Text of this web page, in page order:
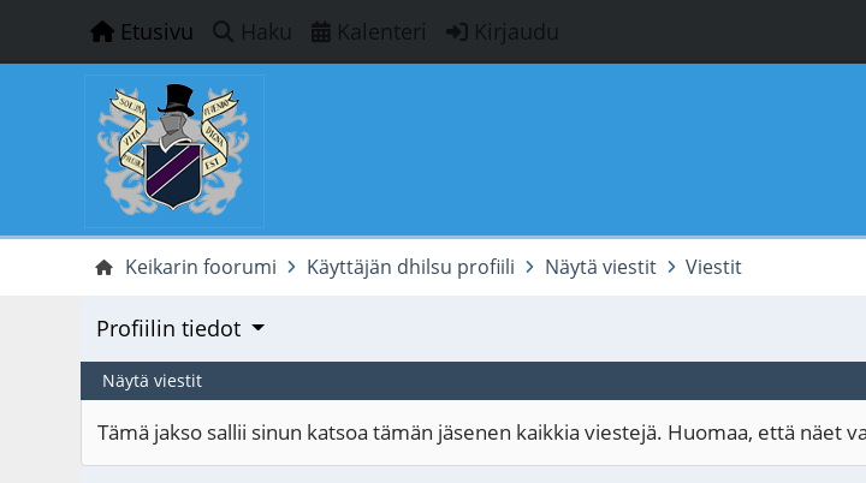
Etusivu Haku Kalenteri Kirjaudu
Keikarin foorumi Käyttäjän dhilsu profiili Näytä viestit Viestit
Profiilin tiedot
Näytä viestit
Tämä jakso sallii sinun katsoa tämän jäsenen kaikkia viestejä. Huomaa, että näet